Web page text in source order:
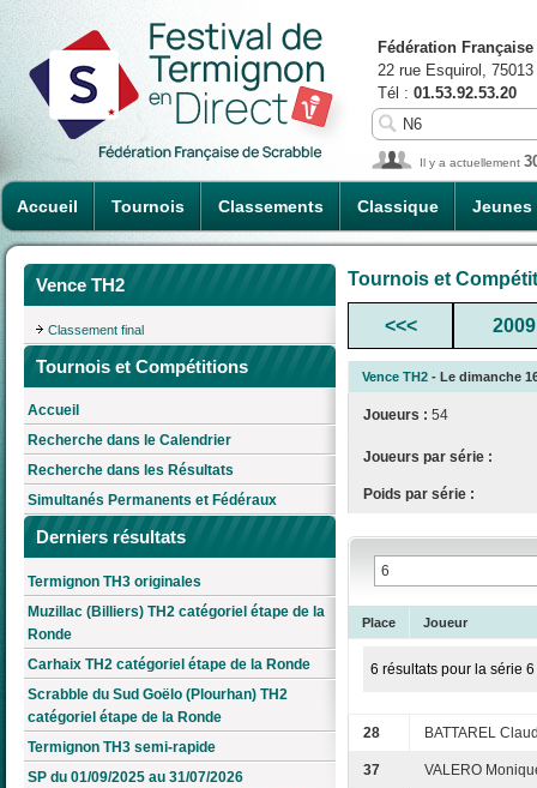
Accueil Tournois Classements Classique Jeunes
Fédération
22 rue Esquirol,
Tél : 01.53.92.53.20
Il y a actuellement
Vence TH2
Classement final
Tournois et Compétitions
Accueil
Recherche dans le Calendrier
Recherche dans les Résultats
Simultanés Permanents et Fédéraux
Derniers résultats
Termignon TH3 originales
Muzillac (Billiers) TH2 catégoriel étape de la
Ronde
Carhaix TH2 catégoriel étape de la Ronde
Scrabble du Sud Goëlo (Plourhan) TH2
catégoriel étape de la Ronde
Termignon TH3 semi-rapide
SP du 01/09/2025 au 31/07/2026
Tournois et
<<< 2009
Vence TH2 - Le dimanche
Joueurs : 54
Joueurs par série :
Poids par série :
Place Joueur
6 résultats pour la série 6
28 BATTAREL
37 VALERO